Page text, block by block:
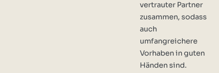
vertrauter Partner
zusammen, sodass
auch
umfangreichere
Vorhaben in guten
Händen sind.